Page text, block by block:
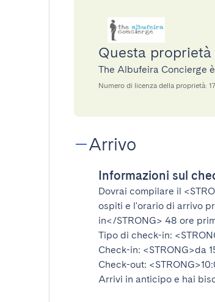
Questa
The Albufeira Concierge
Numero di licenza della proprietà:
Arrivo
Informazioni sul
Dovrai compilare il
ospiti e l'orario di arrivo
in</STRONG> 48 ore
Tipo di check-in:
Check-in: <STRONG>da
Check-out:
Arrivi in anticipo e hai